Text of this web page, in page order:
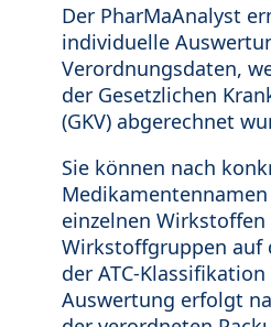
Der PharMaAnalyst
individuelle
Verordnungsdaten,
der Gesetzlichen
(GKV) abgerechnet
Sie können nach
einzelnen Wirkstoffen
Wirkstoffgruppen auf
der ATC-
Auswertung erfolgt